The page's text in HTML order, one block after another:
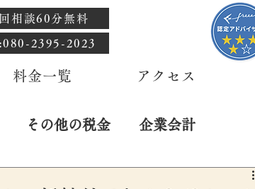
相談60分無料
2395-2023
料金一覧 アクセス
その他の税金 企業会計